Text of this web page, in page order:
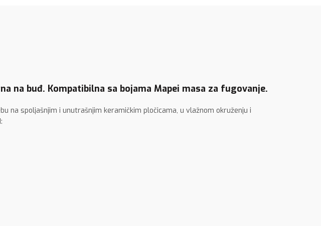
na buđ. Kompatibilna sa bojama Mapei masa za fugovanje.
na spoljašnjim i unutrašnjim keramičkim pločicama, u vlažnom okruženju i